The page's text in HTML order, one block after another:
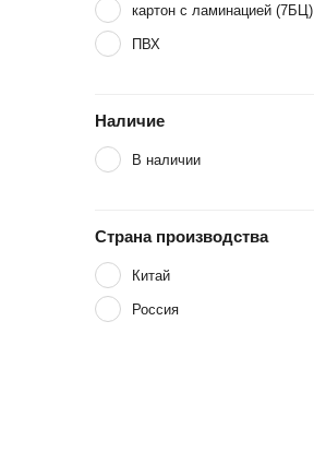
картон с ламинацией (7БЦ)
ПВХ
Наличие
В наличии
Страна производства
Китай
Россия